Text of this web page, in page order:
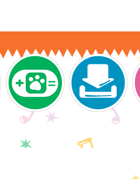
llegado los Gatitos con la